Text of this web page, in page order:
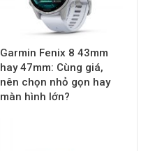
Garmin Fenix 8 43mm
hay 47mm: Cùng giá,
nên chọn nhỏ gọn hay
màn hình lớn?